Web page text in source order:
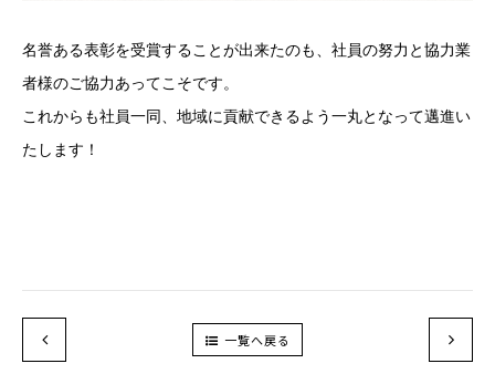
名誉ある表彰を受賞することが出来たのも、社員の努力と協力業
者様のご協力あってこそです。
これからも社員一同、地域に貢献できるよう一丸となって邁進い
たします！
一覧へ戻る